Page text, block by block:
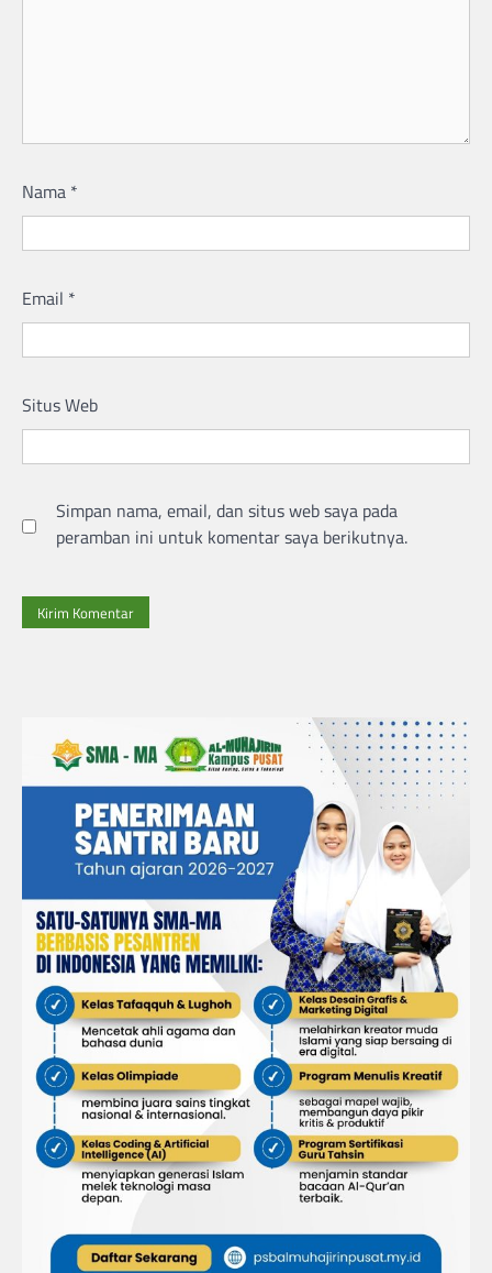
Nama *
Email *
Situs Web
Simpan nama, email, dan situs web saya pada
peramban ini untuk komentar saya berikutnya.